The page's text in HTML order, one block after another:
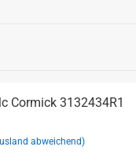
Cormick 3132434R1
abweichend)